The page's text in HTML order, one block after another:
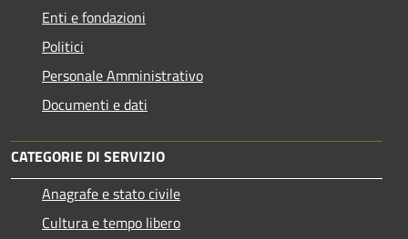
Enti e fondazioni
Politici
Personale Amministrativo
Documenti e dati
CATEGORIE DI SERVIZIO
Anagrafe e stato civile
Cultura e tempo libero